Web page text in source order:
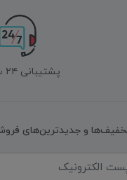
پشتیبانی ۲۴ ساعته
و جدیدترین‌های